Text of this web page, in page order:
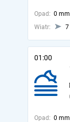
Opad: 0 mm
Wiatr:
01:00
Opad: 0 mm